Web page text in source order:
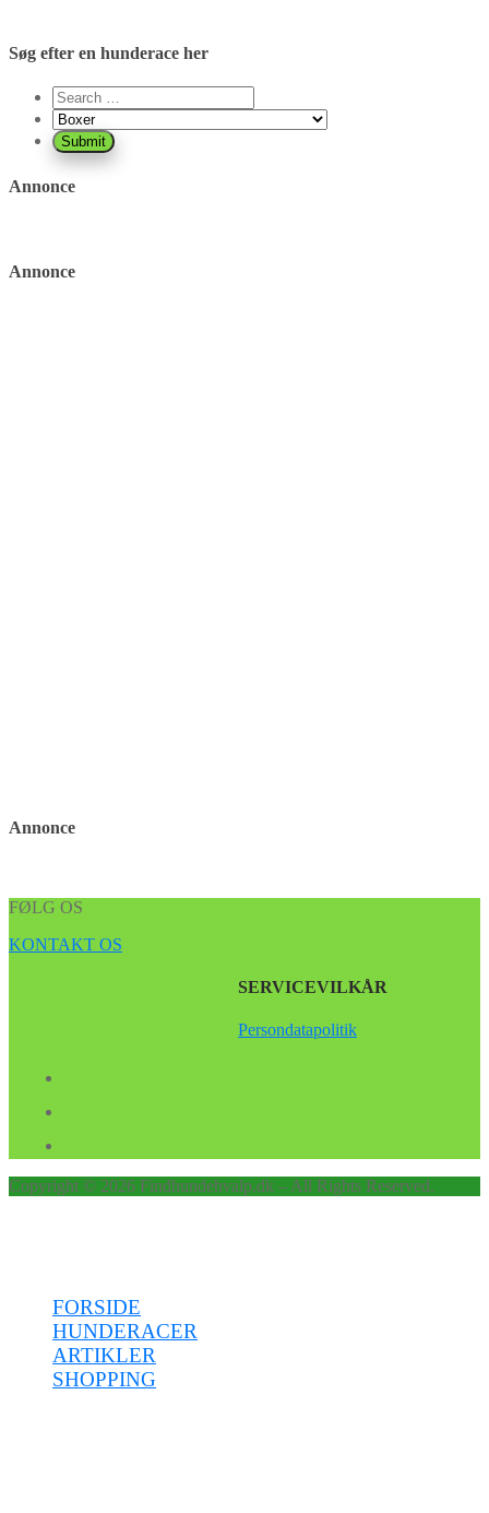
Søg efter en hunderace her
Annonce
Annonce
Annonce
FØLG OS
KONTAKT OS
SERVICEVILKÅR
Persondatapolitik
Copyright © 2026 Findhundehvalp.dk – All Rights Reserved.
FORSIDE
HUNDERACER
ARTIKLER
SHOPPING